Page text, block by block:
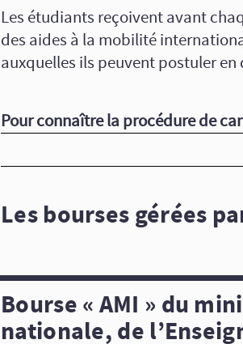
Les étudiants reçoivent avant
des aides à la mobilité
auxquelles ils peuvent postuler en
Pour connaître la procédure de
Les bourses gérées
Bourse « AMI » du
nationale, de